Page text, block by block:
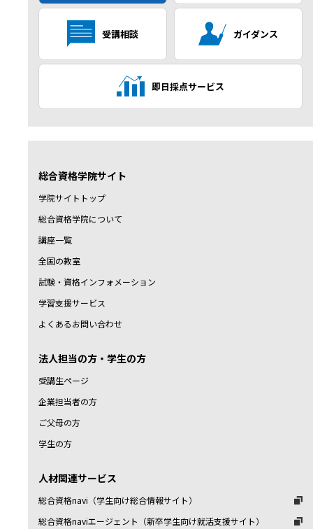
受講相談 ガイダンス
即日採点サービス
総合資格学院サイト
学院サイトトップ
総合資格学院について
講座一覧
全国の教室
試験・資格インフォメーション
学習支援サービス
よくあるお問い合わせ
法人担当の方・学生の方
受講生ページ
企業担当者の方
ご父母の方
学生の方
人材関連サービス
総合資格navi（学生向け総合情報サイト）
総合資格naviエージェント（新卒学生向け就活支援サイト）